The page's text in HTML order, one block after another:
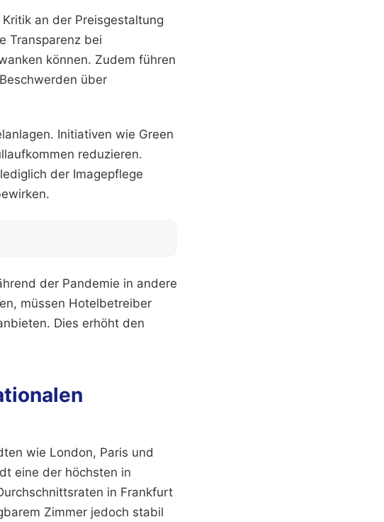
an der Preisgestaltung
Transparenz bei
können. Zudem führen
über
Initiativen wie Green
reduzieren.
der Imagepflege
der Pandemie in andere
müssen Hotelbetreiber
Dies erhöht den
wie London, Paris und
eine der höchsten in
in Frankfurt
Zimmer jedoch stabil